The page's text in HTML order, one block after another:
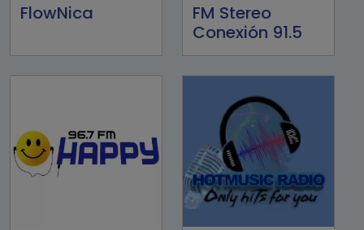
FlowNica
FM Stereo
Conexión 91.5